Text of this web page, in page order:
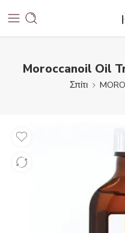
Moroccanoil Oil
Σπίτι